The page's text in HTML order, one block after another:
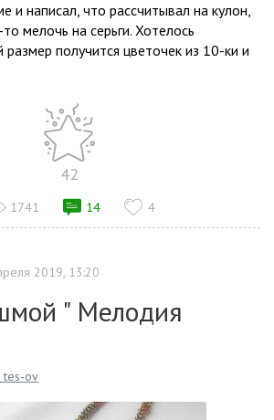
и написал, что рассчитывал на кулон,
мелочь на серьги. Хотелось
размер получится цветочек из 10-ки и
42
1741 14 4
2019, 13:20
" Мелодия
tes-ov